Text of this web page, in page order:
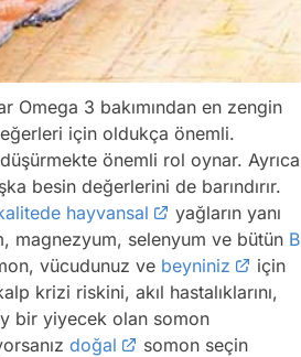
Omega 3 bakımından en zengin
için oldukça önemli.
önemli rol oynar. Ayrıca
besin değerlerini de barındırır.
hayvansal
yağların yanı
magnezyum, selenyum ve bütün B
vücudunuz ve beyniniz
için
krizi riskini, akıl hastalıklarını,
bir yiyecek olan somon
doğal
somon seçin